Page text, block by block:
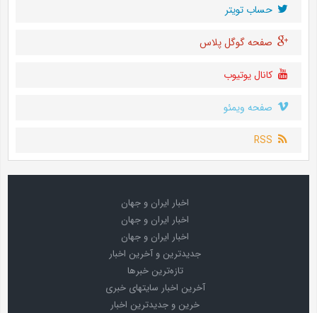
حساب تويتر
صفحه گوگل پلاس
کانال یوتیوب
صفحه ویمئو
RSS
اخبار ایران و جهان
اخبار ایران و جهان
اخبار ایران و جهان
جدیدترین و آخرین اخبار
تازه‌ترین خبرها
آخرین اخبار سایتهای خبری
خرین و جدیدترین اخبار